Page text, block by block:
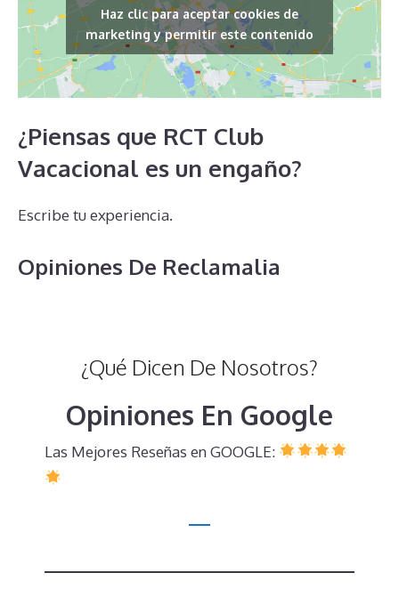
Haz clic para aceptar cookies de
marketing y permitir este contenido
¿Piensas que RCT Club
Vacacional es un engaño?
Escribe tu experiencia.
Opiniones De Reclamalia
¿Qué Dicen De Nosotros?
Opiniones En Google
Las Mejores Reseñas en GOOGLE: